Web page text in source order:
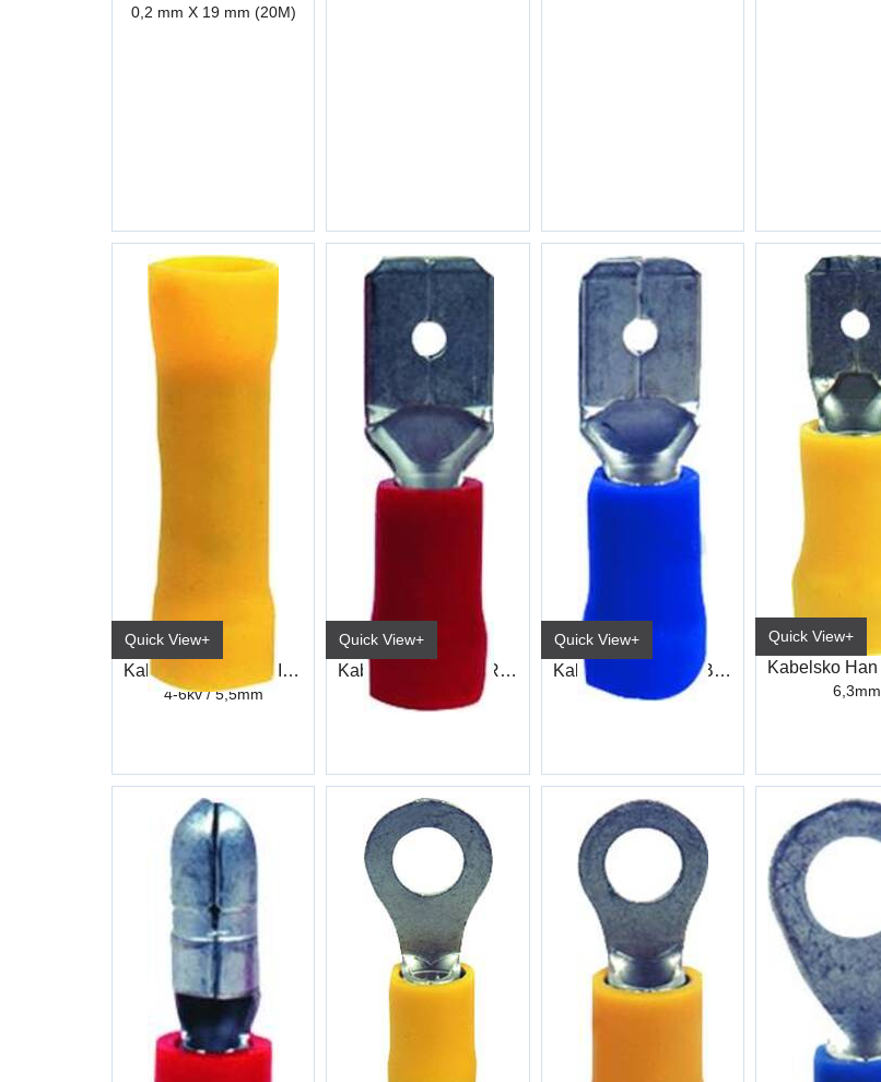
0,2 mm X 19 mm (20M)
Quick View+
Kabelsko Skjøt Gul Industri
4-6kv / 5,5mm
Quick View+
Kabelsko Flat Han Rød Industri
Quick View+
Kabelsko Flat Han Blå Industri
6,3mm
Quick View+
6,3mm